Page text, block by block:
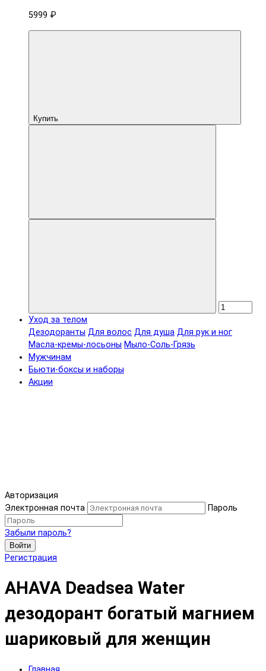
5999 ₽
Купить
Уход за телом
Дезодоранты Для волос Для душа Для рук и ног
Масла-кремы-лосьоны Мыло-Соль-Грязь
Мужчинам
Бьюти-боксы и наборы
Акции
Авторизация
Электронная почта
Пароль
Забыли пароль?
Войти
Регистрация
AHAVA Deadsea Water
дезодорант богатый магнием
шариковый для женщин